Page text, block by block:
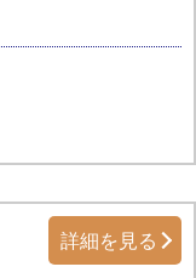
詳細を見る